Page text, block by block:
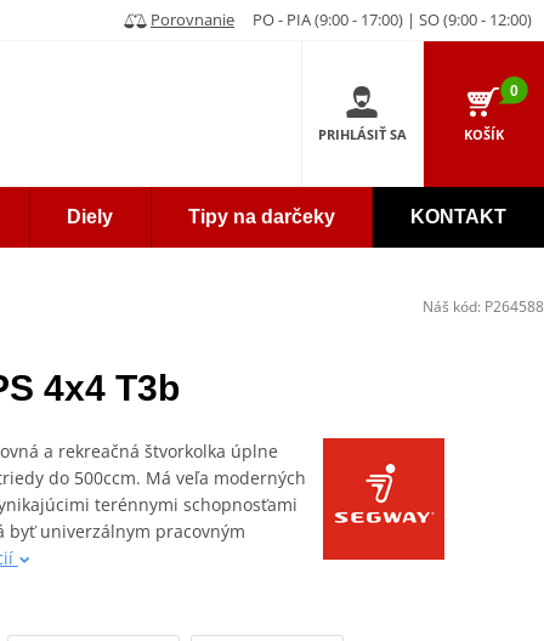
Porovnanie PO - PIA (9:00 - 17:00) | SO (9:00 - 12:00)
PRIHLÁSIŤ SA
0
KOŠÍK
Diely Tipy na darčeky KONTAKT
4x4 T3b
a rekreačná štvorkolka úplne
do 500ccm. Má veľa moderných
terénnymi schopnosťami
univerzálnym pracovným
Náš kód: P264588